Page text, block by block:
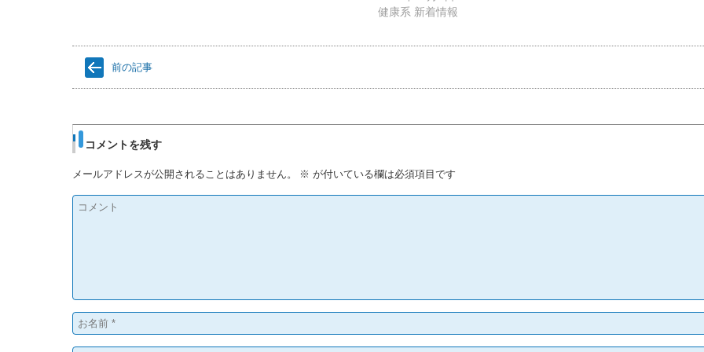
健康系 新着情報
前の記事
コメントを残す
メールアドレスが公開されることはありません。 ※ が付いている欄は必須項目です